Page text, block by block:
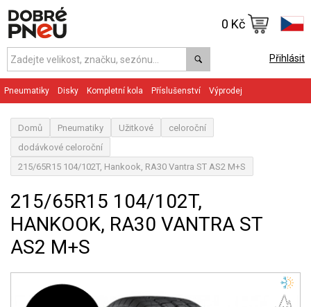
Přihlásit
0 Kč
Pneumatiky Disky Kompletní kola Příslušenství Výprodej
Domů Pneumatiky Užitkové
celoroční
dodávkové celoroční
215/65R15 104/102T, Hankook, RA30 Vantra ST AS2 M+S
215/65R15 104/102T,
HANKOOK, RA30 VANTRA ST
AS2 M+S